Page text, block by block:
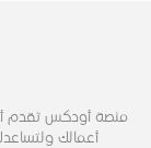
منصة أودكس تقدم
أعمالك